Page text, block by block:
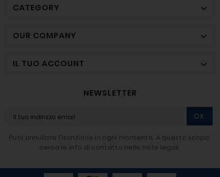
CATEGORY 
OUR COMPANY 
IL TUO ACCOUNT 
NEWSLETTER
OK
Puoi annullare l'iscrizione in ogni momento. A questo scopo,
cerca le info di contatto nelle note legali.